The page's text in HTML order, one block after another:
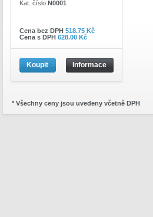
Kat. číslo N0001
Cena bez DPH 518.75 Kč
Cena s DPH 628.00 Kč
Koupit Informace
* Všechny ceny jsou uvedeny včetně DPH